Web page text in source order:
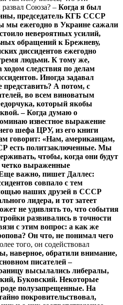
развал Союза? – Когда я был
, председатель КГБ СССР
мы ежегодно в Украине сажали
стоило невероятных усилий,
обращений к Брежневу,
диссидентов ежегодно
людьми. К тому же,
ходом следствия по делам
. Иногда задавал
представить? А потом, с
, во всем виноватым
, который якобы
.– Когда думаю о
известное выражение
шефа ЦРУ, из его книги
говорит: «Нам, американцам,
есть политзаключенные. Мы
, чтобы, когда они будут
четко выраженные
важно, пишет Даллес:
совпало с тем
наших друзей в СССР
лидера, и тот затеет
не удивлять то, что события
развивались в точности
с этим вопрос: а как же
? Он что, не понимал чего
того, он содействовал
, наверное, обратили внимание,
писателей –
высылались либералы,
, Буковский. Некоторые
полузапрещенные. На
покровительствовал,